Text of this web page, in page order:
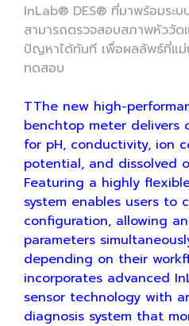
InLab® DES® ที่มาพร้อมระบ
สามารถตรวจสอบสภาพหัววัดแ
ปัญหาได้ทันที เพื่อผลลัพธ์ที่แ
ทดสอบ
TThe new high-
benchtop meter delivers
for pH, conductivity, ion
potential, and dissolved
Featuring a highly
system enables users to
configuration, allowing
parameters
depending on their
incorporates advanced
sensor technology with
diagnosis system that